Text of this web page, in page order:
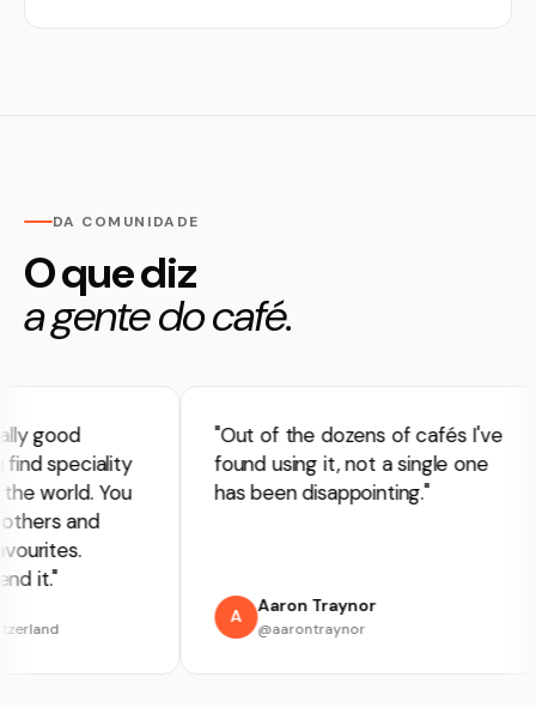
DA COMUNIDADE
O que diz
a gente do café.
good
speciality
world. You
and
it."
"Out of the dozens of cafés I've
found using it, not a single one
has been disappointing."
A Aaron Traynor
@aarontraynor